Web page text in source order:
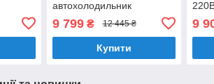
автохолодильник
пластиковий 12/24В 220В
(22920)
9 799₴ 12 445 ₴
Купити
9